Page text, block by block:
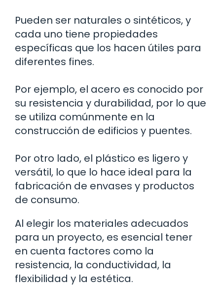
Pueden ser naturales o sintéticos, y
cada uno tiene propiedades
específicas que los hacen útiles para
diferentes fines.
Por ejemplo, el acero es conocido por
su resistencia y durabilidad, por lo que
se utiliza comúnmente en la
construcción de edificios y puentes.
Por otro lado, el plástico es ligero y
versátil, lo que lo hace ideal para la
fabricación de envases y productos
de consumo.
Al elegir los materiales adecuados
para un proyecto, es esencial tener
en cuenta factores como la
resistencia, la conductividad, la
flexibilidad y la estética.